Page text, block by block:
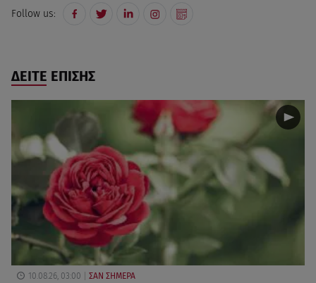
Follow us:
ΔΕΙΤΕ ΕΠΙΣΗΣ
10.08.26, 03:00 ΣΑΝ ΣΗΜΕΡΑ